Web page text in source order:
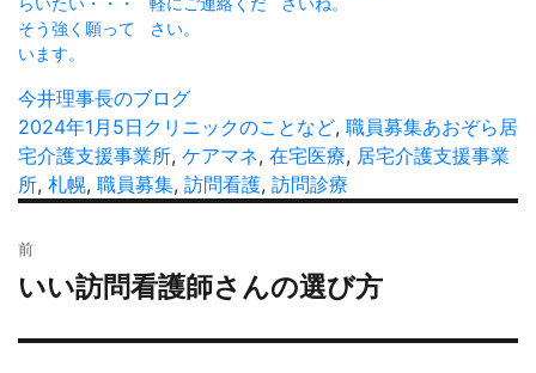
そう強く願って
います。
さい。
投
稿
者
今井理事長のブログ
投
稿
日:
2024年1月5日 カ
テ
ゴ
クリニックのことなど, 職員募集タ
グ
あおぞら居
宅介護支援事業所, ケアマネ, 在宅医療, 居宅介護支援事業
所, 札幌, 職員募集, 訪問看護, 訪問診療
稿
ナ
前
過
の
いい訪問看護師さんの選び方